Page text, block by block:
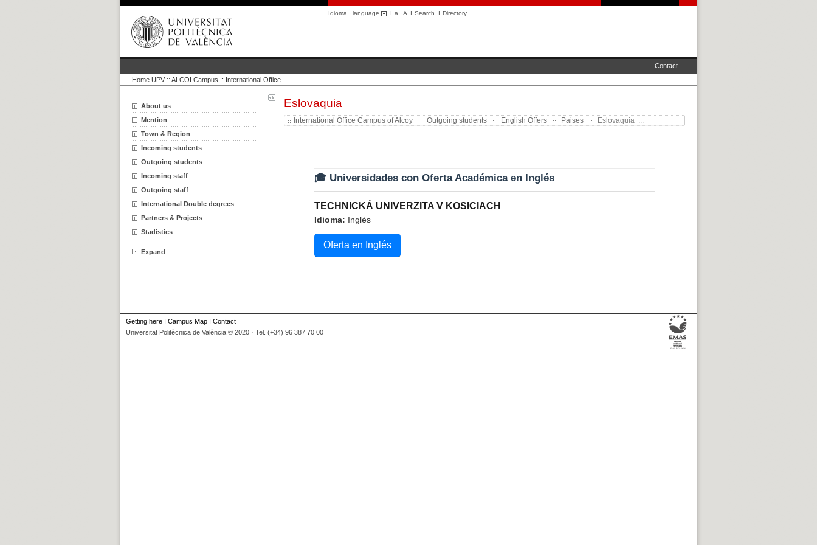
Idioma · language I a ·A I Search I Directory
Contact
Home UPV :: ALCOI Campus :: International Office
About us
Mention
Town & Region
Incoming students
Outgoing students
Incoming staff
Outgoing staff
International Double degrees
Partners & Projects
Stadistics
Expand
Eslovaquia
International Office Campus of Alcoy Outgoing students English Offers Paises Eslovaquia ...
🎓 Universidades con Oferta Académica en Inglés
TECHNICKÁ UNIVERZITA V KOSICIACH
Idioma: Inglés
Oferta en Inglés
Getting here I Campus Map I Contact
Universitat Politècnica de València © 2020 · Tel. (+34) 96 387 70 00